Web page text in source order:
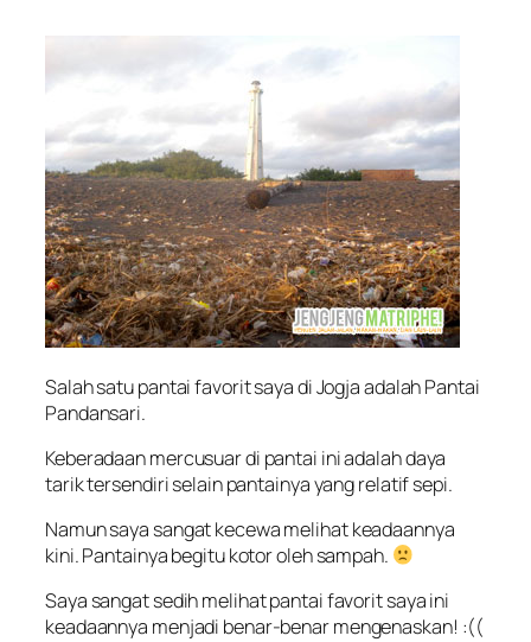
Salah satu pantai favorit saya di Jogja adalah Pantai
Pandansari.
Keberadaan mercusuar di pantai ini adalah daya
tarik tersendiri selain pantainya yang relatif sepi.
Namun saya sangat kecewa melihat keadaannya
kini. Pantainya begitu kotor oleh sampah.
Saya sangat sedih melihat pantai favorit saya ini
keadaannya menjadi benar-benar mengenaskan! :((